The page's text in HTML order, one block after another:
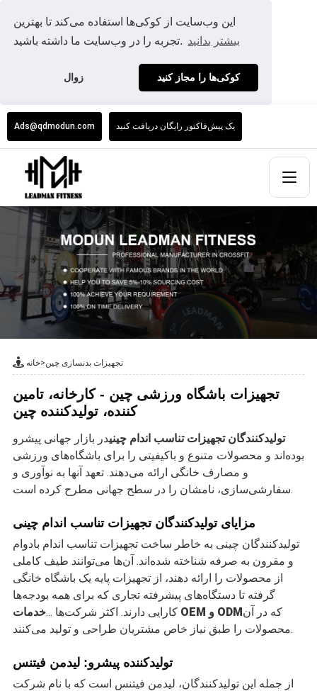
این وب‌سایت از کوکی‌ها استفاده می‌کند تا بهترین
تجربه را در وب‌سایت ما داشته باشید. بیشتر بدانید
زوال کوکی‌ها را مجاز کنید
Ads@qdmodun.com یک پیش‌فاکتور رایگان دریافت کنید
خانه>تجهیزات بدنسازی چین
تجهیزات باشگاه ورزشی چین - کارخانه، تامین
کننده، تولیدکننده چین
تولیدکنندگان تجهیزات تناسب اندام چینیدر بازار جهانی پیشرو
بوده‌اند و محصولات متنوع و باکیفیتی را برای باشگاه‌های ورزشی
و مصارف خانگی ارائه می‌دهند. تعهد آنها به نوآوری و
سفارشی‌سازی، نامشان را در سطح جهانی مطرح کرده است.
مزایای تولیدکنندگان تجهیزات تناسب اندام چینی
تولیدکنندگان چینی به خاطر ساخت تجهیزات تناسب اندام بادوام
و مقرون به صرفه شناخته شده‌اند. آن‌ها می‌توانند طیف کاملی
از محصولات را ارائه دهند، از تجهیزات پایه یک باشگاه خانگی
گرفته تا دستگاه‌های پیشرفته تجاری که برای همه بودجه‌ها
کارایی دارند. اکثر شرکت‌ها ...
خدمات OEM و ODMکه در آن
محصولات را طبق نیاز خاص مشتریان طراحی و تولید می‌کنند.
تولیدکننده پیشرو: لیدمن فیتنس
از جمله این تولیدکنندگان، لیدمن فیتنس است که با نام شرکت